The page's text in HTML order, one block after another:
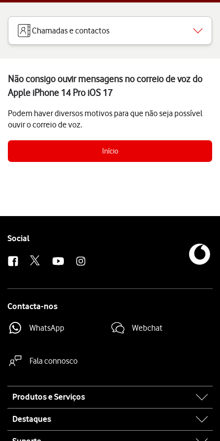
Chamadas e contactos
Não consigo ouvir mensagens no correio de voz do
Apple iPhone 14 Pro iOS 17
Podem haver diversos motivos para que não seja possível
ouvir o correio de voz.
Início
Follow
Social
Contacta-nos
WhatsApp Webchat
Fala connosco
map
Produtos e Serviços
Destaques